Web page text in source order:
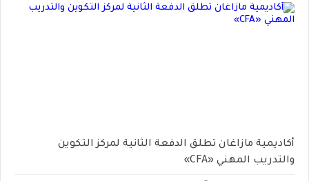
أكاديمية مازاغان تطلق الدفعة الثانية لمركز التكوين
والتدريب المهني «CFA»